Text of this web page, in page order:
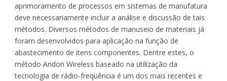
aprimoramento de processos em sistemas de manufatura
deve necessariamente incluir a análise e discussão de tais
métodos. Diversos métodos de manuseio de materiais já
foram desenvolvidos para aplicação na função de
abastecimento de itens componentes. Dentre estes, o
método Andon Wireless baseado na utilização da
tecnologia de rádio-freqüência é um dos mais recentes e